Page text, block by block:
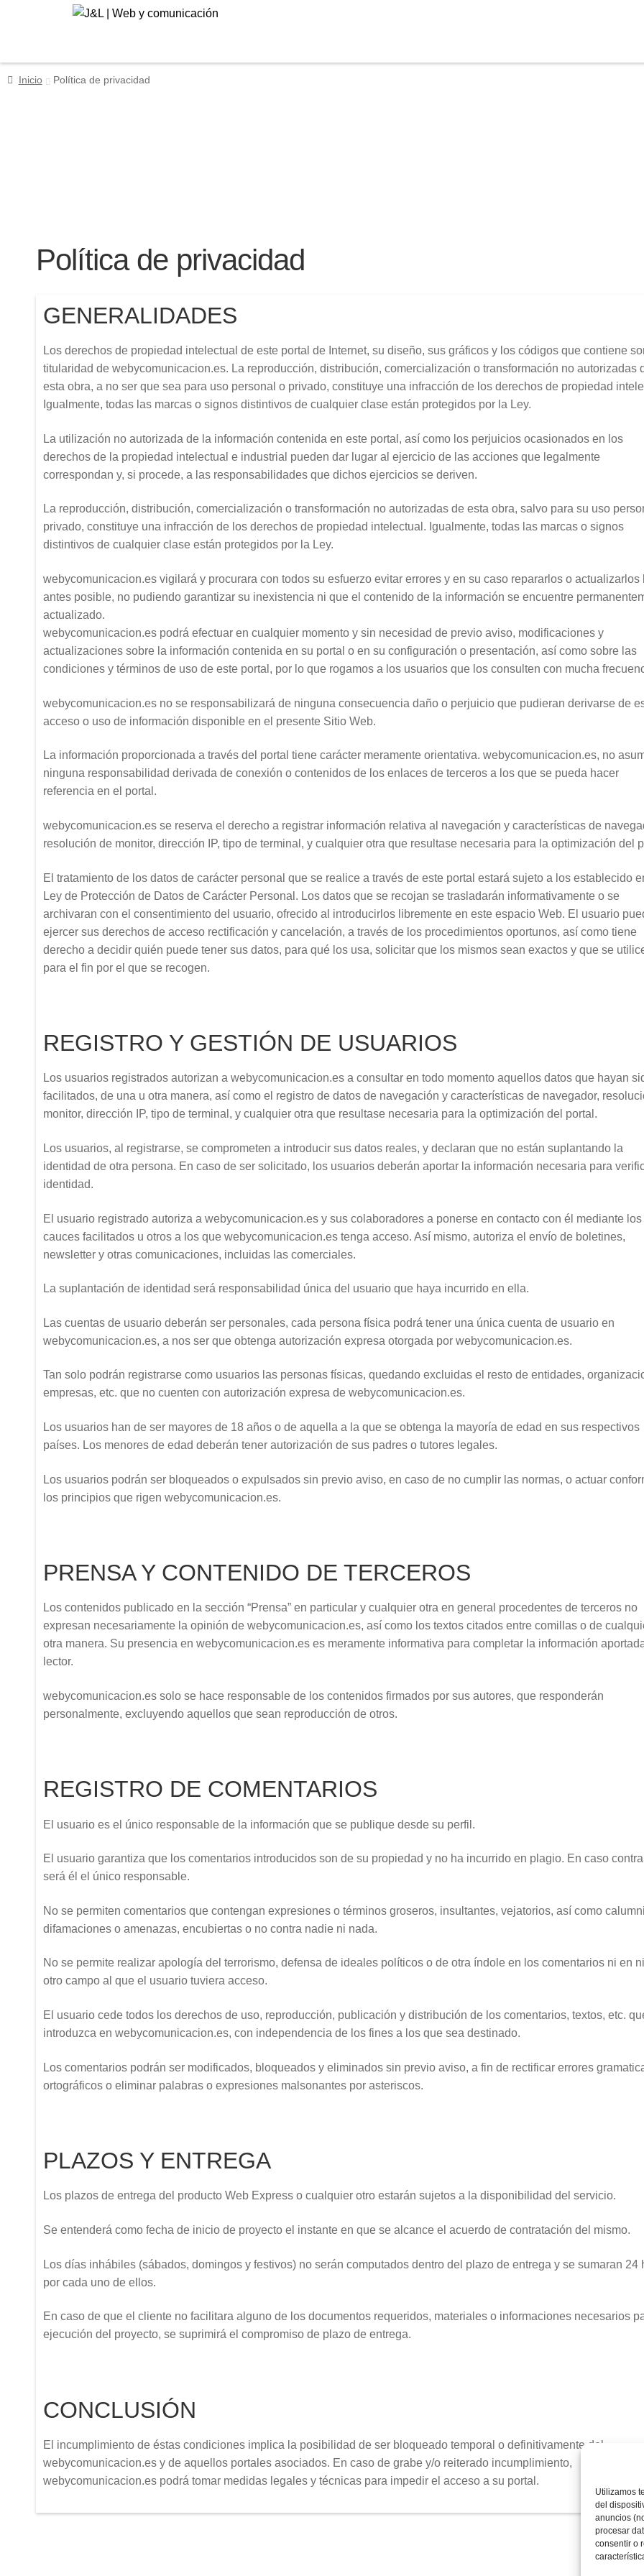
Utilizamos
del
anuncios
procesar
consentir o
navegación
Inicio Política de privacidad
Política de privacidad
GENERALIDADES
Los derechos de propiedad intelectual de este portal de Internet, su diseño, sus gráficos y los códigos que contiene
titularidad de webycomunicacion.es. La reproducción, distribución, comercialización o transformación no autorizadas
esta obra, a no ser que sea para uso personal o privado, constituye una infracción de los derechos de propiedad
Igualmente, todas las marcas o signos distintivos de cualquier clase están protegidos por la Ley.
La utilización no autorizada de la información contenida en este portal, así como los perjuicios ocasionados en los
derechos de la propiedad intelectual e industrial pueden dar lugar al ejercicio de las acciones que legalmente
correspondan y, si procede, a las responsabilidades que dichos ejercicios se deriven.
La reproducción, distribución, comercialización o transformación no autorizadas de esta obra, salvo para su uso
privado, constituye una infracción de los derechos de propiedad intelectual. Igualmente, todas las marcas o signos
distintivos de cualquier clase están protegidos por la Ley.
webycomunicacion.es vigilará y procurara con todos su esfuerzo evitar errores y en su caso repararlos o actualizarlos
antes posible, no pudiendo garantizar su inexistencia ni que el contenido de la información se encuentre
actualizado.
webycomunicacion.es podrá efectuar en cualquier momento y sin necesidad de previo aviso, modificaciones y
actualizaciones sobre la información contenida en su portal o en su configuración o presentación, así como sobre las
condiciones y términos de uso de este portal, por lo que rogamos a los usuarios que los consulten con mucha
webycomunicacion.es no se responsabilizará de ninguna consecuencia daño o perjuicio que pudieran derivarse de
acceso o uso de información disponible en el presente Sitio Web.
La información proporcionada a través del portal tiene carácter meramente orientativa. webycomunicacion.es, no
ninguna responsabilidad derivada de conexión o contenidos de los enlaces de terceros a los que se pueda hacer
referencia en el portal.
webycomunicacion.es se reserva el derecho a registrar información relativa al navegación y características de
resolución de monitor, dirección IP, tipo de terminal, y cualquier otra que resultase necesaria para la optimización del
El tratamiento de los datos de carácter personal que se realice a través de este portal estará sujeto a los establecido
Ley de Protección de Datos de Carácter Personal. Los datos que se recojan se trasladarán informativamente o se
archivaran con el consentimiento del usuario, ofrecido al introducirlos libremente en este espacio Web. El usuario
ejercer sus derechos de acceso rectificación y cancelación, a través de los procedimientos oportunos, así como tiene
derecho a decidir quién puede tener sus datos, para qué los usa, solicitar que los mismos sean exactos y que se
para el fin por el que se recogen.
REGISTRO Y GESTIÓN DE USUARIOS
Los usuarios registrados autorizan a webycomunicacion.es a consultar en todo momento aquellos datos que hayan
facilitados, de una u otra manera, así como el registro de datos de navegación y características de navegador,
monitor, dirección IP, tipo de terminal, y cualquier otra que resultase necesaria para la optimización del portal.
Los usuarios, al registrarse, se comprometen a introducir sus datos reales, y declaran que no están suplantando la
identidad de otra persona. En caso de ser solicitado, los usuarios deberán aportar la información necesaria para
identidad.
El usuario registrado autoriza a webycomunicacion.es y sus colaboradores a ponerse en contacto con él mediante los
cauces facilitados u otros a los que webycomunicacion.es tenga acceso. Así mismo, autoriza el envío de boletines,
newsletter y otras comunicaciones, incluidas las comerciales.
La suplantación de identidad será responsabilidad única del usuario que haya incurrido en ella.
Las cuentas de usuario deberán ser personales, cada persona física podrá tener una única cuenta de usuario en
webycomunicacion.es, a nos ser que obtenga autorización expresa otorgada por webycomunicacion.es.
Tan solo podrán registrarse como usuarios las personas físicas, quedando excluidas el resto de entidades,
empresas, etc. que no cuenten con autorización expresa de webycomunicacion.es.
Los usuarios han de ser mayores de 18 años o de aquella a la que se obtenga la mayoría de edad en sus respectivos
países. Los menores de edad deberán tener autorización de sus padres o tutores legales.
Los usuarios podrán ser bloqueados o expulsados sin previo aviso, en caso de no cumplir las normas, o actuar
los principios que rigen webycomunicacion.es.
PRENSA Y CONTENIDO DE TERCEROS
Los contenidos publicado en la sección “Prensa” en particular y cualquier otra en general procedentes de terceros no
expresan necesariamente la opinión de webycomunicacion.es, así como los textos citados entre comillas o de
otra manera. Su presencia en webycomunicacion.es es meramente informativa para completar la información
lector.
webycomunicacion.es solo se hace responsable de los contenidos firmados por sus autores, que responderán
personalmente, excluyendo aquellos que sean reproducción de otros.
REGISTRO DE COMENTARIOS
El usuario es el único responsable de la información que se publique desde su perfil.
El usuario garantiza que los comentarios introducidos son de su propiedad y no ha incurrido en plagio. En caso
será él el único responsable.
No se permiten comentarios que contengan expresiones o términos groseros, insultantes, vejatorios, así como
difamaciones o amenazas, encubiertas o no contra nadie ni nada.
No se permite realizar apología del terrorismo, defensa de ideales políticos o de otra índole en los comentarios ni en
otro campo al que el usuario tuviera acceso.
El usuario cede todos los derechos de uso, reproducción, publicación y distribución de los comentarios, textos, etc.
introduzca en webycomunicacion.es, con independencia de los fines a los que sea destinado.
Los comentarios podrán ser modificados, bloqueados y eliminados sin previo aviso, a fin de rectificar errores
ortográficos o eliminar palabras o expresiones malsonantes por asteriscos.
PLAZOS Y ENTREGA
Los plazos de entrega del producto Web Express o cualquier otro estarán sujetos a la disponibilidad del servicio.
Se entenderá como fecha de inicio de proyecto el instante en que se alcance el acuerdo de contratación del mismo.
Los días inhábiles (sábados, domingos y festivos) no serán computados dentro del plazo de entrega y se sumaran 24
por cada uno de ellos.
En caso de que el cliente no facilitara alguno de los documentos requeridos, materiales o informaciones necesarios
ejecución del proyecto, se suprimirá el compromiso de plazo de entrega.
CONCLUSIÓN
El incumplimiento de éstas condiciones implica la posibilidad de ser bloqueado temporal o definitivamente del
webycomunicacion.es y de aquellos portales asociados. En caso de grabe y/o reiterado incumplimiento,
webycomunicacion.es podrá tomar medidas legales y técnicas para impedir el acceso a su portal.